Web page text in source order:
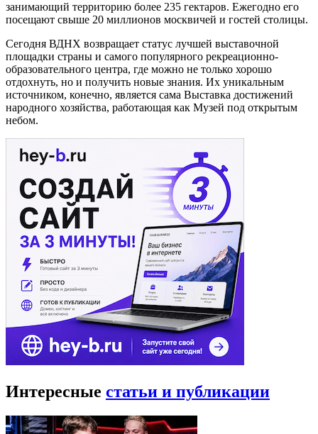
занимающий территорию более 235 гектаров. Ежегодно его
посещают свыше 20 миллионов москвичей и гостей столицы.
Сегодня ВДНХ возвращает статус лучшей выставочной
площадки страны и самого популярного рекреационно-
образовательного центра, где можно не только хорошо
отдохнуть, но и получить новые знания. Их уникальным
источником, конечно, является сама Выставка достижений
народного хозяйства, работающая как Музей под открытым
небом.
Интересные статьи и публикации